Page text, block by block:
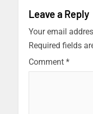
Leave a Reply
Your email
Required fields
Comment *